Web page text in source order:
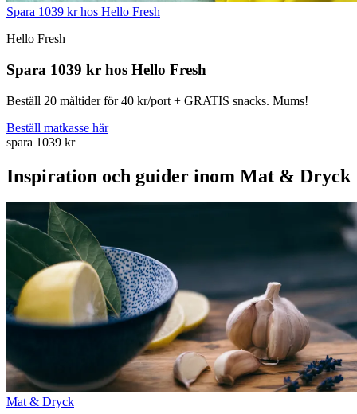
Spara 1039 kr hos Hello Fresh
Hello Fresh
Spara 1039 kr hos Hello Fresh
Beställ 20 måltider för 40 kr/port + GRATIS snacks. Mums!
Beställ matkasse här
spara 1039 kr
Inspiration och guider inom Mat & Dryck
Mat & Dryck